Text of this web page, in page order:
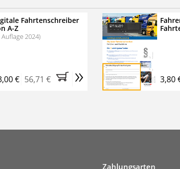
Profipaket im Kennenlern-Abo für zwei
MwSt. und Versandkosten).Nach 2
das Abonnement endet automatisch, es
Fahrtenschreiber
A-Z
Auflage 2024)
€ 56,71 € » 3,80
Zahlungsarten